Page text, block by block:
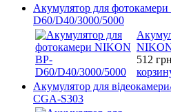
Акумулятор для
D60/D40/3000/5000
512
Акумулятор для
CGA-S303